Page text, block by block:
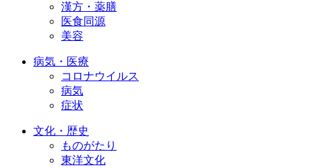
漢方・薬膳
医食同源
美容
病気・医療
コロナウイルス
病気
症状
文化・歴史
ものがたり
東洋文化